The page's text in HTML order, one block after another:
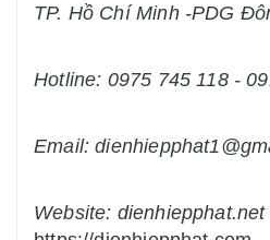
TP. Hồ Chí Minh -PDG
Hotline: 0975 745 118 -
Email:
Website: dienhiepphat.net